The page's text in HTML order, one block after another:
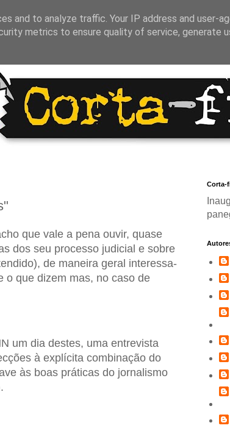
que vale a pena ouvir, quase
dos seu processo judicial e sobre
de maneira geral interessa-
o que dizem mas, no caso de
um dia destes, uma entrevista
à explícita combinação do
às boas práticas do jornalismo
Corta-
and to analyze traffic. Your IP address and user-
metrics to ensure quality of service, generate